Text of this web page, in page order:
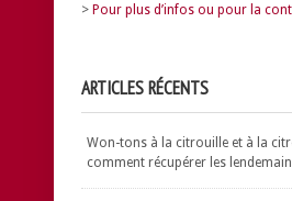
> Pour plus d’infos ou pour la
ARTICLES RÉCENTS
Won-tons à la citrouille et à la
comment récupérer les